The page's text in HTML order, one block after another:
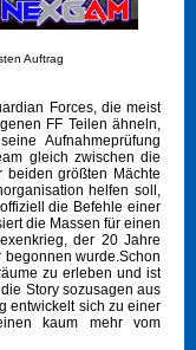
Auftrag
Forces, die meist
FF Teilen ähneln,
Aufnahmeprüfung
gleich zwischen die
beiden größten Mächte
helfen soll,
die Befehle einer
die Massen für einen
der 20 Jahre
begonnen wurde.Schon
zu erleben und ist
Story sozusagen aus
entwickelt sich zu einer
kaum mehr vom